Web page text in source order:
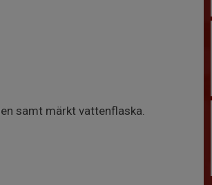
samt märkt vattenflaska.